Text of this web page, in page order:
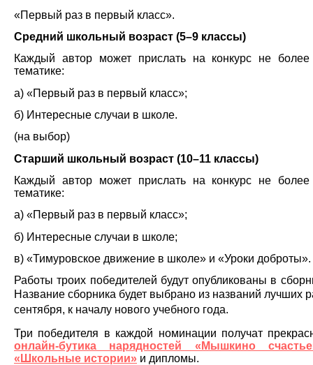
«Первый раз в первый класс».
Средний школьный возраст (5–9 классы)
Каждый автор может прислать на конкурс не более
тематике:
а) «Первый раз в первый класс»;
б) Интересные случаи в школе.
(на выбор)
Старший школьный возраст (10–11 классы)
Каждый автор может прислать на конкурс не более
тематике:
а) «Первый раз в первый класс»;
б) Интересные случаи в школе;
в) «Тимуровское движение в школе» и «Уроки доброты».
Работы троих победителей будут опубликованы в
Название сборника будет выбрано из названий лучших
сентября, к началу нового учебного года.
Три победителя в каждой номинации получат
онлайн-бутика нарядностей «Мышкино
«Школьные истории» и дипломы.